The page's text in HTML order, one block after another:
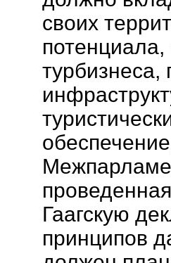
своих
потенциала,
турбизнеса,
Гаагскую
принципов